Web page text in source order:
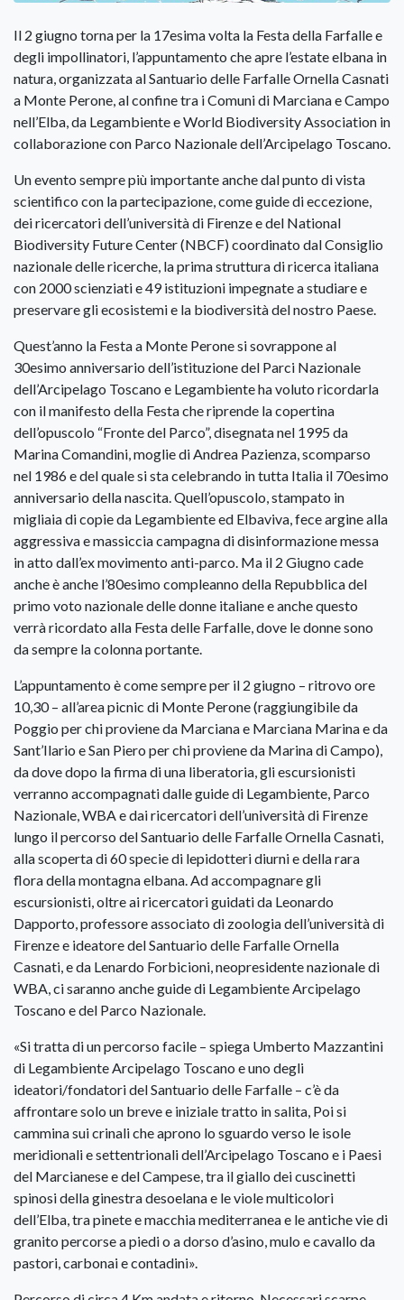
Il 2 giugno torna per la 17esima volta la Festa della Farfalle e
degli impollinatori, l’appuntamento che apre l’estate elbana in
natura, organizzata al Santuario delle Farfalle Ornella Casnati
a Monte Perone, al confine tra i Comuni di Marciana e Campo
nell’Elba, da Legambiente e World Biodiversity Association in
collaborazione con Parco Nazionale dell’Arcipelago Toscano.
Un evento sempre più importante anche dal punto di vista
scientifico con la partecipazione, come guide di eccezione,
dei ricercatori dell’università di Firenze e del National
Biodiversity Future Center (NBCF) coordinato dal Consiglio
nazionale delle ricerche, la prima struttura di ricerca italiana
con 2000 scienziati e 49 istituzioni impegnate a studiare e
preservare gli ecosistemi e la biodiversità del nostro Paese.
Quest’anno la Festa a Monte Perone si sovrappone al
30esimo anniversario dell’istituzione del Parci Nazionale
dell’Arcipelago Toscano e Legambiente ha voluto ricordarla
con il manifesto della Festa che riprende la copertina
dell’opuscolo “Fronte del Parco”, disegnata nel 1995 da
Marina Comandini, moglie di Andrea Pazienza, scomparso
nel 1986 e del quale si sta celebrando in tutta Italia il 70esimo
anniversario della nascita. Quell’opuscolo, stampato in
migliaia di copie da Legambiente ed Elbaviva, fece argine alla
aggressiva e massiccia campagna di disinformazione messa
in atto dall’ex movimento anti-parco. Ma il 2 Giugno cade
anche è anche l’80esimo compleanno della Repubblica del
primo voto nazionale delle donne italiane e anche questo
verrà ricordato alla Festa delle Farfalle, dove le donne sono
da sempre la colonna portante.
L’appuntamento è come sempre per il 2 giugno – ritrovo ore
10,30 – all’area picnic di Monte Perone (raggiungibile da
Poggio per chi proviene da Marciana e Marciana Marina e da
Sant’Ilario e San Piero per chi proviene da Marina di Campo),
da dove dopo la firma di una liberatoria, gli escursionisti
verranno accompagnati dalle guide di Legambiente, Parco
Nazionale, WBA e dai ricercatori dell’università di Firenze
lungo il percorso del Santuario delle Farfalle Ornella Casnati,
alla scoperta di 60 specie di lepidotteri diurni e della rara
flora della montagna elbana. Ad accompagnare gli
escursionisti, oltre ai ricercatori guidati da Leonardo
Dapporto, professore associato di zoologia dell’università di
Firenze e ideatore del Santuario delle Farfalle Ornella
Casnati, e da Lenardo Forbicioni, neopresidente nazionale di
WBA, ci saranno anche guide di Legambiente Arcipelago
Toscano e del Parco Nazionale.
«Si tratta di un percorso facile – spiega Umberto Mazzantini
di Legambiente Arcipelago Toscano e uno degli
ideatori/fondatori del Santuario delle Farfalle – c’è da
affrontare solo un breve e iniziale tratto in salita, Poi si
cammina sui crinali che aprono lo sguardo verso le isole
meridionali e settentrionali dell’Arcipelago Toscano e i Paesi
del Marcianese e del Campese, tra il giallo dei cuscinetti
spinosi della ginestra desoelana e le viole multicolori
dell’Elba, tra pinete e macchia mediterranea e le antiche vie di
granito percorse a piedi o a dorso d’asino, mulo e cavallo da
pastori, carbonai e contadini».